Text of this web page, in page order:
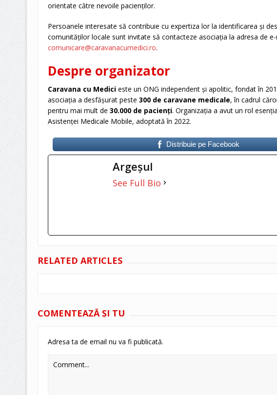
orientate către nevoile pacienților.
Persoanele interesate să contribuie cu expertiza lor la identificarea și
comunităților locale sunt invitate să contacteze asociația la adresa de e-
comunicare@caravanacumedici.ro.
Despre organizator
Caravana cu Medicieste un ONG independent și apolitic, fondat în
asociația a desfășurat peste 300 de caravane medicale, în cadrul
pentru mai mult de 30.000 de pacienți. Organizația a avut un rol
Asistenței Medicale Mobile, adoptată în 2022.
Distribuie pe Facebook
Argeşul
See Full Bio
RELATED ARTICLES
COMENTEAZĂ ŞI TU
Adresa ta de email nu va fi publicată.